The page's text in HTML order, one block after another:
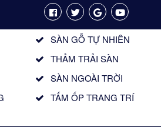
SÀN GỖ TỰ NHIÊN
THẢM TRẢI SÀN
SÀN NGOÀI TRỜI
TẤM ỐP TRANG TRÍ